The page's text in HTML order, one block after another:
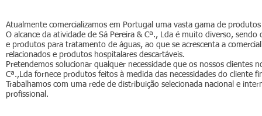
Atualmente comercializamos em Portugal uma vasta gama de
O alcance da atividade de Sá Pereira & Cª., Lda é muito diverso,
e produtos para tratamento de águas, ao que se acrescenta a
relacionados e produtos hospitalares descartáveis.
Pretendemos solucionar qualquer necessidade que os nossos clientes
Cª.,Lda fornece produtos feitos à medida das necessidades do cliente
Trabalhamos com uma rede de distribuição selecionada nacional e
profissional.